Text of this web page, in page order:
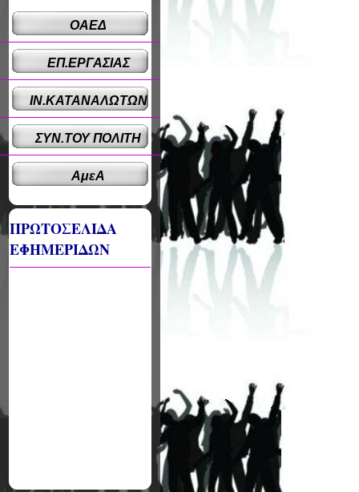
ΟΑΕΔ
ΕΠ.ΕΡΓΑΣΙΑΣ
ΙΝ.ΚΑΤΑΝΑΛΩΤΩΝ
ΣΥΝ.ΤΟΥ ΠΟΛΙΤΗ
ΑμεΑ
ΠΡΩΤΟΣΕΛΙΔΑ
ΕΦΗΜΕΡΙΔΩΝ